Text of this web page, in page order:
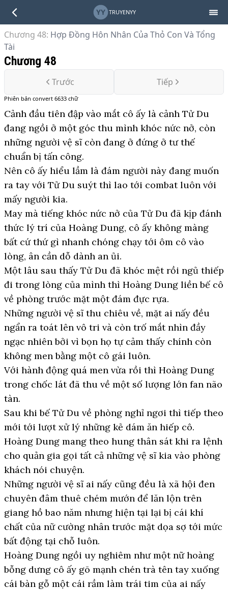
YY TRUYENYY
Chương 48: Hợp Đồng Hôn Nhân Của Thỏ Con Và Tổng
Tài
Chương 48
Trước Tiếp
Phiên bản convert 6633 chữ
Cảnh đầu tiên đập vào mắt cô ấy là cảnh Tử Du
đang ngồi ở một góc thu mình khóc nức nở, còn
những người vệ sĩ còn đang ở đứng ở tư thế
chuẩn bị tấn công.
Nên cô ấy hiểu lầm là đám người này đang muốn
ra tay với Tử Du suýt thì lao tới combat luôn với
mấy người kia.
May mà tiếng khóc nức nở của Tử Du đã kịp đánh
thức lý trí của Hoàng Dung, cô ấy không màng
bất cứ thứ gì nhanh chóng chạy tới ôm cô vào
lòng, ân cần dỗ dành an ủi.
Một lâu sau thấy Tử Du đã khóc mệt rồi ngủ thiếp
đi trong lòng của mình thì Hoàng Dung liền bế cô
về phòng trước mặt một đám đực rựa.
Những người vệ sĩ thu chiêu về, mặt ai nấy đều
ngẩn ra toát lên vô tri và còn trố mắt nhìn đầy
ngạc nhiên bởi vì bọn họ tự cảm thấy chính còn
không men bằng một cô gái luôn.
Với hành động quá men vừa rồi thì Hoàng Dung
trong chốc lát đã thu về một số lượng lớn fan não
tàn.
Sau khi bế Tử Du về phòng nghỉ ngơi thì tiếp theo
mới tới lượt xử lý những kẻ dám ăn hiếp cô.
Hoàng Dung mang theo hung thân sát khi ra lệnh
cho quản gia gọi tất cả những vệ sĩ kia vào phòng
khách nói chuyện.
Những người vệ sĩ ai nấy cũng đều là xã hội đen
chuyên đâm thuê chém mướn để lăn lộn trên
giang hồ bao năm nhưng hiện tại lại bị cái khí
chất của nữ cường nhân trước mặt dọa sợ tới mức
bất động tại chỗ luôn.
Hoàng Dung ngồi uy nghiêm như một nữ hoàng
bỗng dưng cô ấy gõ mạnh chén trà tên tay xuống
cái bàn gỗ một cái rầm làm trái tim của ai nấy